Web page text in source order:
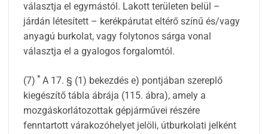
választja el egymástól. Lakott területen belül –
járdán létesített – kerékpárutat eltérő színű és/vagy
anyagú burkolat, vagy folytonos sárga vonal
választja el a gyalogos forgalomtól.
(7) * A 17. § (1) bekezdés e) pontjában szereplő
kiegészítő tábla ábrája (115. ábra), amely a
mozgáskorlátozottak gépjárművei részére
fenntartott várakozóhelyet jelöli, útburkolati jelként